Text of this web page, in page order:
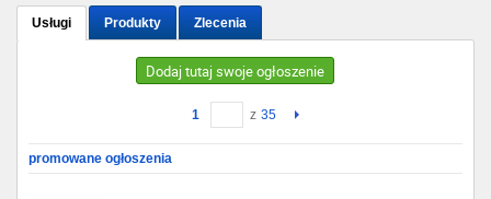
Usługi Produkty Zlecenia
Dodaj tutaj swoje ogłoszenie
1 z 35
promowane ogłoszenia
Katowice